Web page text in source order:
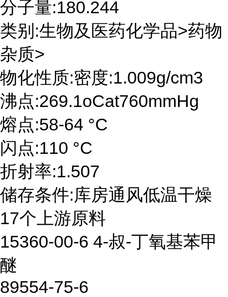
分子量:180.244
类别:生物及医药化学品>药物
杂质>
物化性质:密度:1.009g/cm3
沸点:269.1oCat760mmHg
熔点:58-64 °C
闪点:110 °C
折射率:1.507
储存条件:库房通风低温干燥
17个上游原料
15360-00-6 4-叔-丁氧基苯甲
醚
89554-75-6